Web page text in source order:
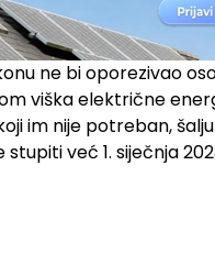
ne bi oporezivao
viška električne
im nije potreban,
već 1. siječnja